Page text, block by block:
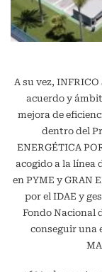
A su vez,
acuerdo y
mejora de
dentro del
ENERGÉTICA
acogido a la línea
en PYME y GRAN
por el IDAE y
Fondo Nacional
conseguir una